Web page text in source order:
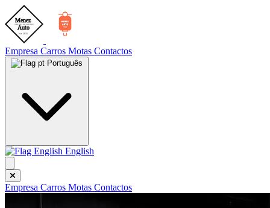
Empresa Carros Motas Contactos
Português
English
Empresa Carros Motas Contactos